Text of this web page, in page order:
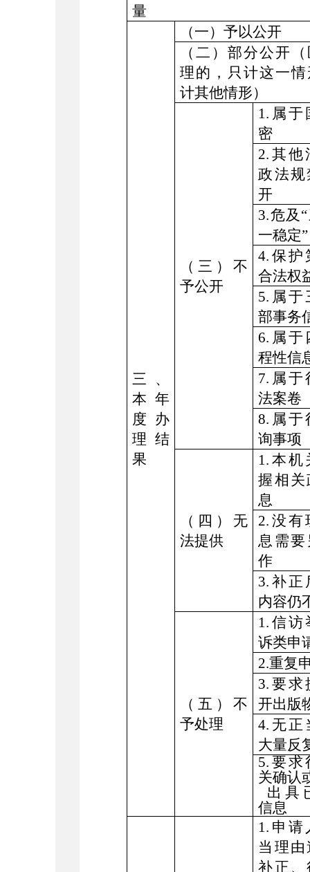
量
三、
本年
度办
理结
果
（一）予以公开
（二）部分公开
理的，只计这一
计其他情形）
（三）不
予公开
1.属于
密
2.其他
政法规
开
3.危及
一稳定”
4.保护
合法权
5.属于
部事务
6.属于
程性信
7.属于
法案卷
8.属于
询事项
（四）无
法提供
1.本机
握相关
息
2.没有
息需
作
3.补正
内容仍
（五）不
予处理
1.信访
诉类申
2.重复
3.要求
开出版
4.无正
大量反
5.要求
关确认
出具
信息
1.申请
当理
补正、